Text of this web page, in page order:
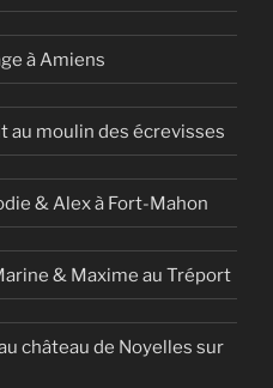
à Amiens
au moulin des écrevisses
& Alex à Fort-Mahon
& Maxime au Tréport
château de Noyelles sur